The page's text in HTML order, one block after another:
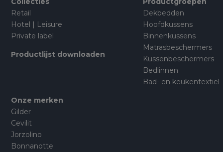
Retail
Hotel | Leisure
Private label
Productlijst downloaden
Dekbedden
Hoofdkussens
Binnenkussens
Matrasbeschermers
Kussenbeschermers
Bedlinnen
Bad- en keukentextiel
Onze merken
Gilder
Cevilit
Jorzolino
Bonnanotte